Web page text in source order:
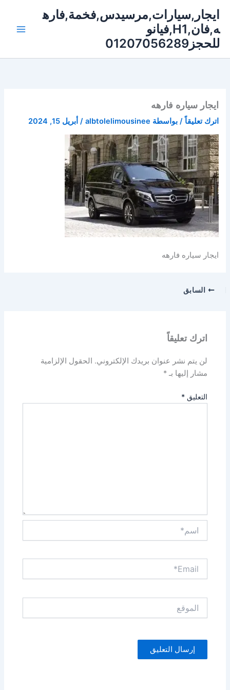
المحتوى
ايجار,سيارات,مرسيدس,فخمة,فاره
ه,فان,H1,فيانو
للحجز01207056289
ايجار سياره فارهه
اترك تعليقاً / بواسطة albtolelimousinee
/ أبريل 15, 2024
ايجار سياره فارهه
السابق
اترك تعليقاً
لن يتم نشر عنوان بريدك الإلكتروني. الحقول الإلزامية
مشار إليها بـ*
التعليق*